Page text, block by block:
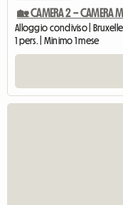
🏡 CAMERA 2 – CAMERA
Alloggio condiviso |
1 pers. | Minimo 1 mese